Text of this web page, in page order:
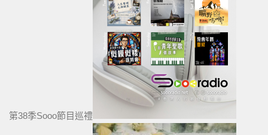
第38季Sooo節目巡禮